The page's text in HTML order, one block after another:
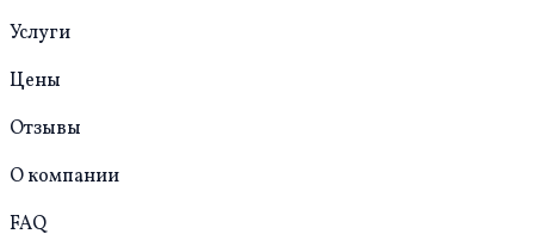
Услуги
Цены
Отзывы
О компании
FAQ